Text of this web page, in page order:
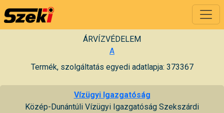
ÁRVÍZVÉDELEM
A
Termék, szolgáltatás egyedi adatlapja: 373367
Vízügyi Igazgatóság
Közép-Dunántúli Vízügyi Igazgatóság Szekszárdi